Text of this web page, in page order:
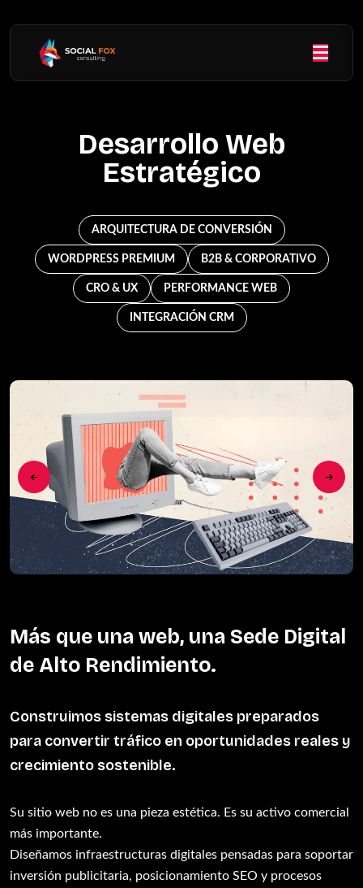
Desarrollo Web
Estratégico
ARQUITECTURA DE CONVERSIÓN
WORDPRESS PREMIUM B2B & CORPORATIVO
CRO & UX PERFORMANCE WEB
INTEGRACIÓN CRM
Más que una web, una Sede Digital
de Alto Rendimiento.
Construimos sistemas digitales preparados
para convertir tráfico en oportunidades reales y
crecimiento sostenible.
Su sitio web no es una pieza estética. Es su activo comercial
más importante.
Diseñamos infraestructuras digitales pensadas para soportar
inversión publicitaria, posicionamiento SEO y procesos